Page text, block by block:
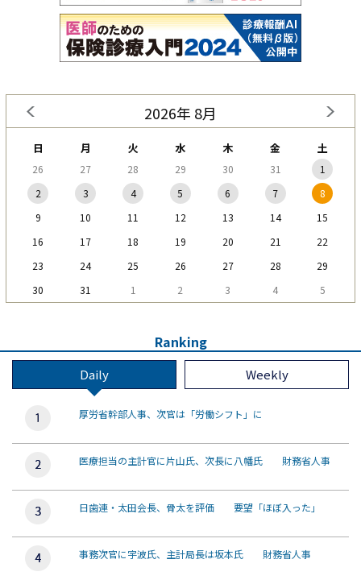
2026年 8月
日 月 火 水 木 金 土
26 27 28 29 30 31
1
2
3 4 5 6 7
8
9
10 11 12 13 14
15
16
17 18 19 20 21
22
23
24 25 26 27 28
29
30
31 1 2 3 4 5
Ranking
Daily Weekly
厚労省幹部人事、次官は「労働シフト」に
医療担当の主計官に片山氏、次長に八幡氏 財務省人事
日歯連・太田会長、骨太を評価 要望「ほぼ入った」
事務次官に宇波氏、主計局長は坂本氏 財務省人事